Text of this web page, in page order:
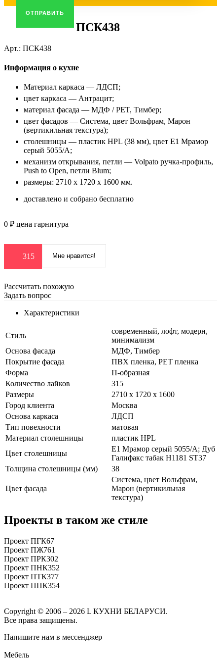
ОТПРАВИТЬ
ПСК438
Арт.: ПСК438
Информация о кухне
Материал каркаса — ЛДСП;
цвет каркаса — Антрацит;
материал фасада — МДФ / PET, Тимбер;
цвет фасадов — Система, цвет Вольфрам, Марон
(вертикильная текстура);
столешницы — пластик HPL (38 мм), цвет E1 Мрамор
серый 5055/А;
механизм открывания, петли — Volpato ручка-профиль,
Push to Open, петли Blum;
размеры: 2710 х 1720 х 1600 мм.
доставлено и собрано бесплатно
0 ₽ цена гарнитура
315 Мне нравится!
Рассчитать похожую
Задать вопрос
Характеристики
Стиль
современный, лофт, модерн,
минимализм
Основа фасада
МДФ, Тимбер
Покрытие фасада
ПВХ пленка, PET пленка
Форма
П-образная
Количество лайков
315
Размеры
2710 х 1720 х 1600
Город клиента
Москва
Основа каркаса
ЛДСП
Тип повехности
матовая
Материал столешницы
пластик HPL
Цвет столешницы
E1 Мрамор серый 5055/А; Дуб
Галифакс табак H1181 ST37
Толщина столешницы (мм)
38
Цвет фасада
Система, цвет Вольфрам,
Марон (вертикильная
текстура)
Проекты в таком же стиле
Проект ПГК67
Проект ПЖ761
Проект ПРК302
Проект ПНК352
Проект ПТК377
Проект ППК354
Copyright © 2006 – 2026 L КУХНИ БЕЛАРУСИ.
Все права защищены.
Напишите нам в мессенджер
Мебель